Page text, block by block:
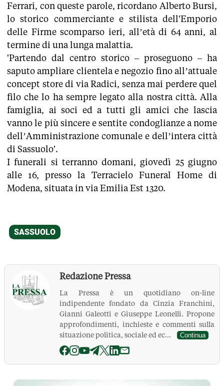
Ferrari, con queste parole, ricordano Alberto Bursi,
lo storico commerciante e stilista dell'Emporio
delle Firme scomparso ieri, all’età di 64 anni, al
termine di una lunga malattia.
'Partendo dal centro storico – proseguono – ha
saputo ampliare clientela e negozio fino all’attuale
concept store di via Radici, senza mai perdere quel
filo che lo ha sempre legato alla nostra città. Alla
famiglia, ai soci ed a tutti gli amici che lascia
vanno le più sincere e sentite condoglianze a nome
dell’Amministrazione comunale e dell’intera città
di Sassuolo'.
I funerali si terranno domani, giovedì 25 giugno
alle 16, presso la Terracielo Funeral Home di
Modena, situata in via Emilia Est 1320.
Redazione Pressa
La Pressa è un quotidiano on-line
indipendente fondato da Cinzia Franchini,
Gianni Galeotti e Giuseppe Leonelli. Propone
approfondimenti, inchieste e commenti sulla
situazione politica, sociale ed ec...
Continua
La Pressa